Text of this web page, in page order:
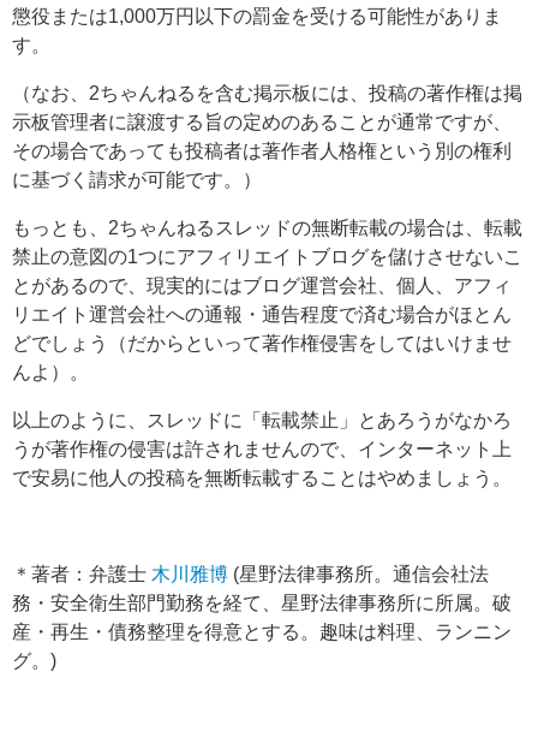
懲役または1,000万円以下の罰金を受ける可能性がありま
す。
（なお、2ちゃんねるを含む掲示板には、投稿の著作権は掲
示板管理者に譲渡する旨の定めのあることが通常ですが、
その場合であっても投稿者は著作者人格権という別の権利
に基づく請求が可能です。）
もっとも、2ちゃんねるスレッドの無断転載の場合は、転載
禁止の意図の1つにアフィリエイトブログを儲けさせないこ
とがあるので、現実的にはブログ運営会社、個人、アフィ
リエイト運営会社への通報・通告程度で済む場合がほとん
どでしょう（だからといって著作権侵害をしてはいけませ
んよ）。
以上のように、スレッドに「転載禁止」とあろうがなかろ
うが著作権の侵害は許されませんので、インターネット上
で安易に他人の投稿を無断転載することはやめましょう。
＊著者：弁護士 木川雅博 (星野法律事務所。通信会社法
務・安全衛生部門勤務を経て、星野法律事務所に所属。破
産・再生・債務整理を得意とする。趣味は料理、ランニン
グ。)